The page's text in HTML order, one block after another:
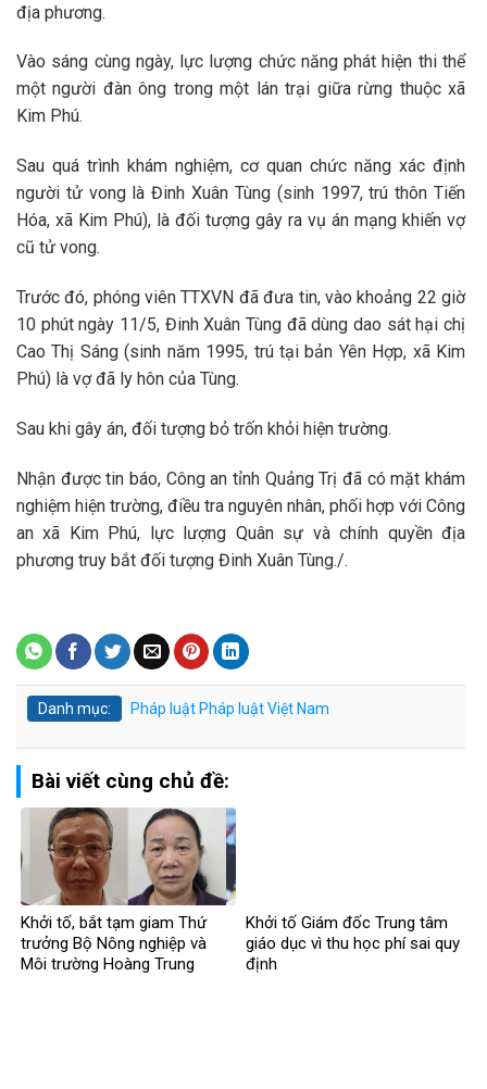
địa phương.
Vào sáng cùng ngày, lực lượng chức năng phát hiện thi thể
một người đàn ông trong một lán trại giữa rừng thuộc xã
Kim Phú.
Sau quá trình khám nghiệm, cơ quan chức năng xác định
người tử vong là Đinh Xuân Tùng (sinh 1997, trú thôn Tiến
Hóa, xã Kim Phú), là đối tượng gây ra vụ án mạng khiến vợ
cũ tử vong.
Trước đó, phóng viên TTXVN đã đưa tin, vào khoảng 22 giờ
10 phút ngày 11/5, Đinh Xuân Tùng đã dùng dao sát hại chị
Cao Thị Sáng (sinh năm 1995, trú tại bản Yên Hợp, xã Kim
Phú) là vợ đã ly hôn của Tùng.
Sau khi gây án, đối tượng bỏ trốn khỏi hiện trường.
Nhận được tin báo, Công an tỉnh Quảng Trị đã có mặt khám
nghiệm hiện trường, điều tra nguyên nhân, phối hợp với Công
an xã Kim Phú, lực lượng Quân sự và chính quyền địa
phương truy bắt đối tượng Đinh Xuân Tùng./.
Danh mục: Pháp luậtPháp luật Việt Nam
Bài viết cùng chủ đề:
Khởi tố, bắt tạm giam Thứ
trưởng Bộ Nông nghiệp và
Môi trường Hoàng Trung
Khởi tố Giám đốc Trung tâm
giáo dục vì thu học phí sai quy
định